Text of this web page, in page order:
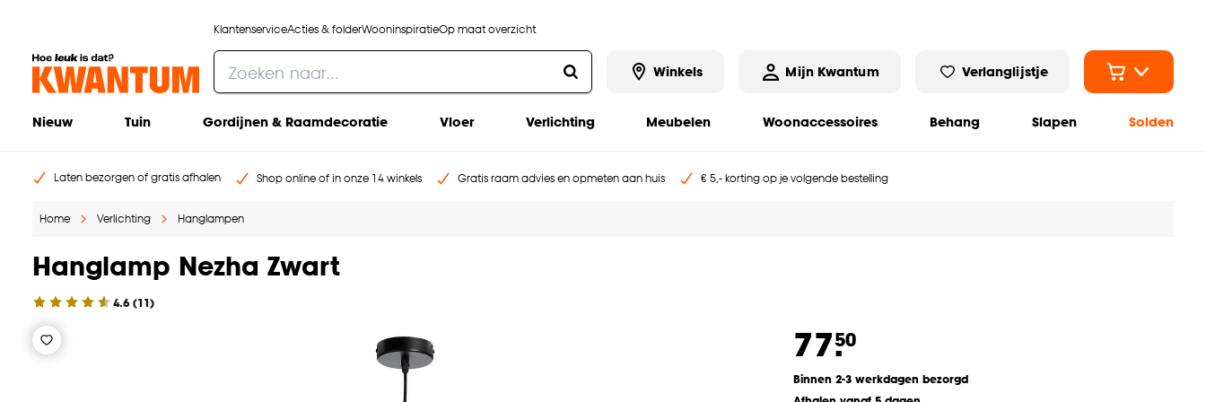
KlantenserviceActies & folderWooninspiratieOp maat overzicht
Winkels Mijn Kwantum Verlanglijstje
Nieuw Tuin Gordijnen & Raamdecoratie Vloer Verlichting Meubelen Woonaccessoires Behang Slapen Solden
Laten bezorgen of gratis afhalen Shop online of in onze 14 winkels Gratis raam advies en opmeten aan huis € 5,- korting op je volgende bestelling
Home Verlichting Hanglampen
Hanglamp Nezha Zwart
4.6 (11)
77.50
Binnen 2-3 werkdagen bezorgd